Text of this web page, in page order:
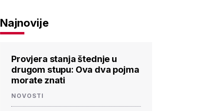
Najnovije
Provjera stanja štednje u
drugom stupu: Ova dva pojma
morate znati
NOVOSTI